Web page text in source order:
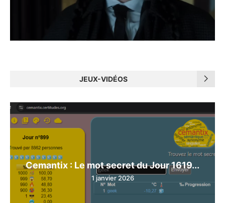
JEUX-VIDÉOS
Cemantix : Le mot secret du Jour 1619...
1 janvier 2026